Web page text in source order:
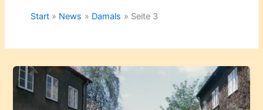
Start News Damals Seite 3